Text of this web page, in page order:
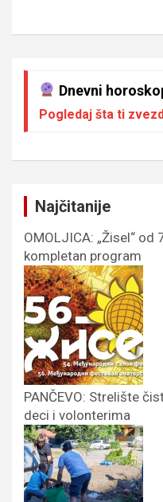
Dnevni
Pogledaj šta ti
Najčitanije
OMOLJICA: „Žisel“
kompletan program
PANČEVO: Strelište
deci i volonterima